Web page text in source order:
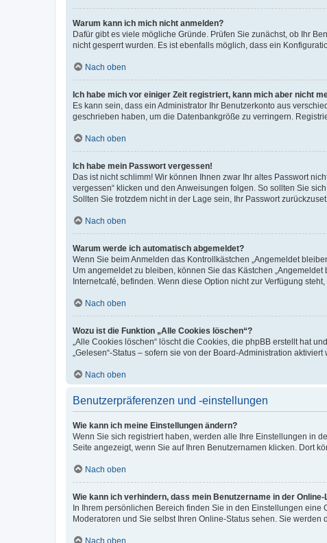
Warum kann ich mich nicht anmelden?
Dafür gibt es viele mögliche Gründe. Prüfen Sie zunächst, ob Ihr
nicht gesperrt wurden. Es ist ebenfalls möglich, dass ein
Nach oben
Ich habe mich vor einiger Zeit registriert, kann mich aber nicht
Es kann sein, dass ein Administrator Ihr Benutzerkonto aus
geschrieben haben, um die Datenbankgröße zu verringern.
Nach oben
Ich habe mein Passwort vergessen!
Das ist nicht schlimm! Wir können Ihnen zwar Ihr altes Passwort
vergessen“ klicken und den Anweisungen folgen. So sollten Sie
Sollten Sie trotzdem nicht in der Lage sein, Ihr Passwort
Nach oben
Warum werde ich automatisch abgemeldet?
Wenn Sie beim Anmelden das Kontrollkästchen „Angemeldet
Um angemeldet zu bleiben, können Sie das Kästchen
Internetcafé, befinden. Wenn diese Option nicht zur Verfügung
Nach oben
Wozu ist die Funktion „Alle Cookies löschen“?
„Alle Cookies löschen“ löscht die Cookies, die phpBB erstellt hat
„Gelesen“-Status – sofern sie von der Board-Administration
Nach oben
Benutzerpräferenzen und -einstellungen
Wie kann ich meine Einstellungen ändern?
Wenn Sie sich registriert haben, werden alle Ihre Einstellungen in
Seite angezeigt, wenn Sie auf Ihren Benutzernamen klicken. Dort
Nach oben
Wie kann ich verhindern, dass mein Benutzername in der
In Ihrem persönlichen Bereich finden Sie in den Einstellungen
Moderatoren und Sie selbst Ihren Online-Status sehen. Sie
Nach oben